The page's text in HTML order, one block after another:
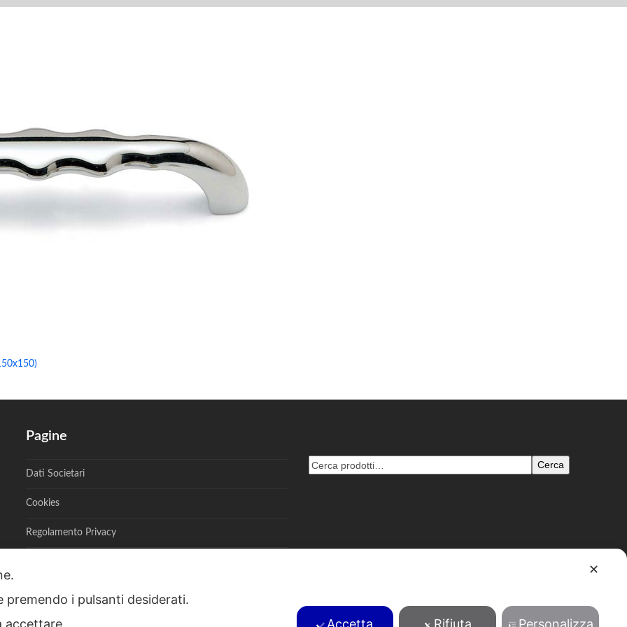
Pagine
Dati Societari
Cookies
Regolamento Privacy
Cerca
A. Toscanini, 6, RENATE, 20838, MB - P.I. 00882950967 - R.E.A. MB: 1204693 - pec: tentori@pec.pecenvi.it - Powered byEnvi
✕
i pulsanti desiderati.
accettare.
Accetta Rifiuta Personalizza